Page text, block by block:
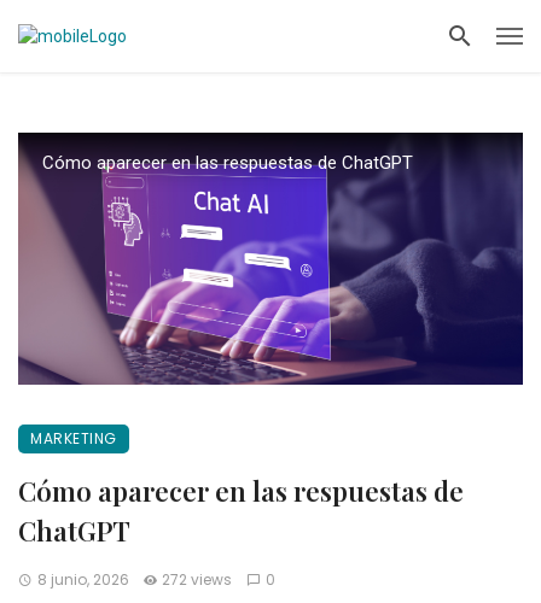
Cómo aparecer en las respuestas de ChatGPT
MARKETING
Cómo aparecer en las respuestas de
ChatGPT
8 junio, 2026 272 views 0